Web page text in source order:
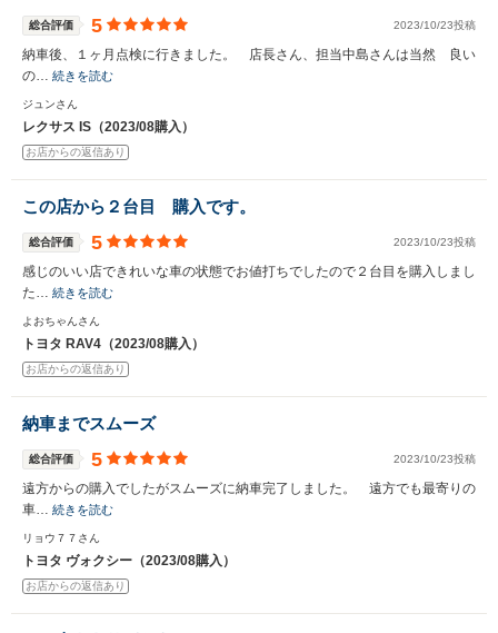
総合評価 5 2023/10/23投稿
納車後、１ヶ月点検に行きました。 店長さん、担当中島さんは当然 良い
の… 続きを読む
ジュンさん
レクサス IS（2023/08購入）
お店からの返信あり
この店から２台目 購入です。
総合評価 5 2023/10/23投稿
感じのいい店できれいな車の状態でお値打ちでしたので２台目を購入しまし
た… 続きを読む
よおちゃんさん
トヨタ RAV4（2023/08購入）
お店からの返信あり
納車までスムーズ
総合評価 5 2023/10/23投稿
遠方からの購入でしたがスムーズに納車完了しました。 遠方でも最寄りの
車… 続きを読む
リョウ７７さん
トヨタ ヴォクシー（2023/08購入）
お店からの返信あり